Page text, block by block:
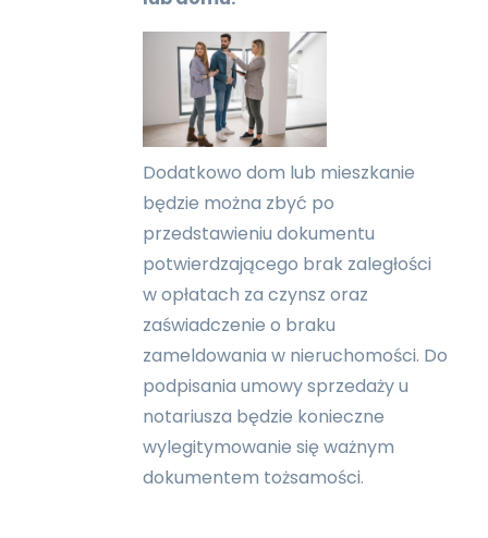
Dodatkowo dom lub mieszkanie
będzie można zbyć po
przedstawieniu dokumentu
potwierdzającego brak zaległości
w opłatach za czynsz oraz
zaświadczenie o braku
zameldowania w nieruchomości. Do
podpisania umowy sprzedaży u
notariusza będzie konieczne
wylegitymowanie się ważnym
dokumentem tożsamości.